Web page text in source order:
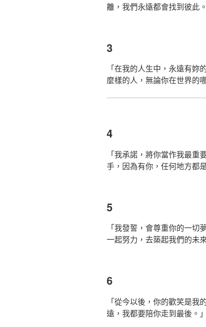
離，我們永遠都會找到彼此。
3
「在我的人生中，永遠有
麼樣的人，無論你在世界的
4
「我承諾，將你當作我最
手，因為有你，任何地方都是
5
「我發誓，會尊重你的一
一起努力，去築起我們的未來
6
「從今以後，你的歡笑是
遠，我都要陪你走到最後。」